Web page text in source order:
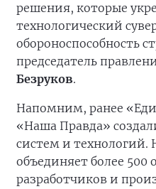
решения, которые
технологический
обороноспособность
председатель
Безруков.
Напомним, ранее
«Наша Правда»
систем и технологий.
объединяет более
разработчиков и